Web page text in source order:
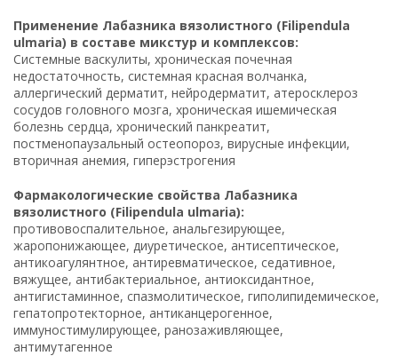
Применение Лабазника вязолистного (Filipendula
ulmaria) в составе микстур и комплексов:
Системные васкулиты, хроническая почечная
недостаточность, системная красная волчанка,
аллергический дерматит, нейродерматит, атеросклероз
сосудов головного мозга, хроническая ишемическая
болезнь сердца, хронический панкреатит,
постменопаузальный остеопороз, вирусные инфекции,
вторичная анемия, гиперэстрогения
Фармакологические свойства Лабазника
вязолистного (Filipendula ulmaria):
противовоспалительное, анальгезирующее,
жаропонижающее, диуретическое, антисептическое,
антикоагулянтное, антиревматическое, седативное,
вяжущее, антибактериальное, антиоксидантное,
антигистаминное, спазмолитическое, гиполипидемическое,
гепатопротекторное, антиканцерогенное,
иммуностимулирующее, ранозаживляющее,
антимутагенное